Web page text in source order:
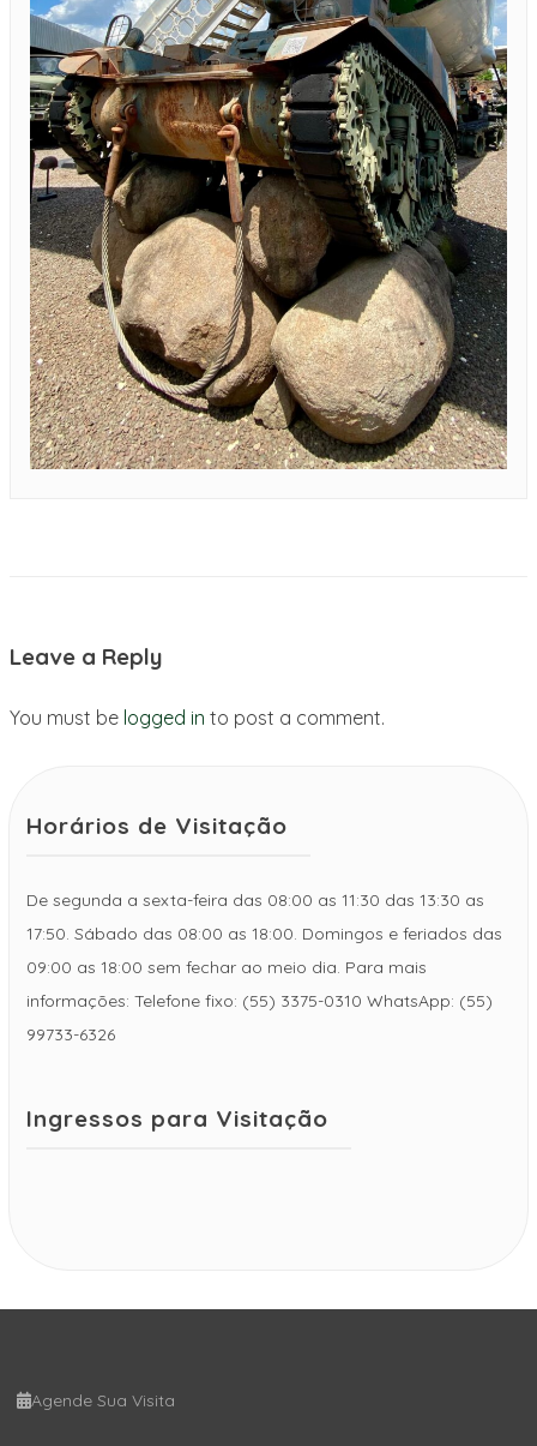
Leave a Reply
You must be logged in to post a comment.
Horários de Visitação
De segunda a sexta-feira das 08:00 as 11:30 das 13:30 as
17:50. Sábado das 08:00 as 18:00. Domingos e feriados das
09:00 as 18:00 sem fechar ao meio dia. Para mais
informações: Telefone fixo: (55) 3375-0310 WhatsApp: (55)
99733-6326
Ingressos para Visitação
Agende Sua Visita